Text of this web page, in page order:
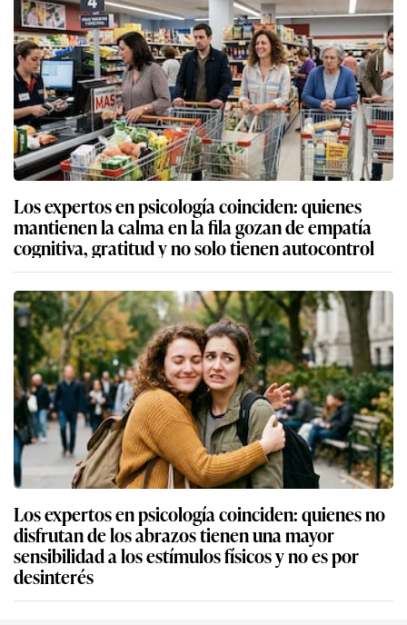
Los expertos en psicología coinciden: quienes
mantienen la calma en la fila gozan de empatía
cognitiva, gratitud y no solo tienen autocontrol
Los expertos en psicología coinciden: quienes no
disfrutan de los abrazos tienen una mayor
sensibilidad a los estímulos físicos y no es por
desinterés